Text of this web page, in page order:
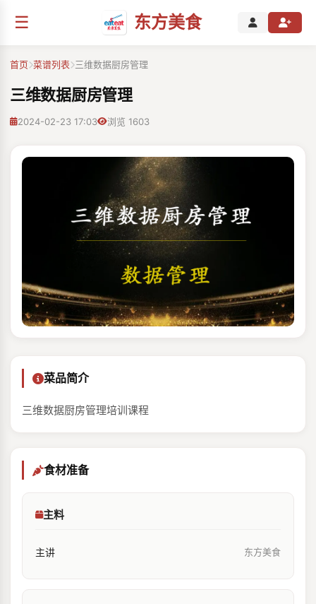
☰ 东方美食
首页 菜谱列表 三维数据厨房管理
三维数据厨房管理
2024-02-23 17:03 浏览 1603
菜品简介
三维数据厨房管理培训课程
食材准备
主料
主讲 东方美食